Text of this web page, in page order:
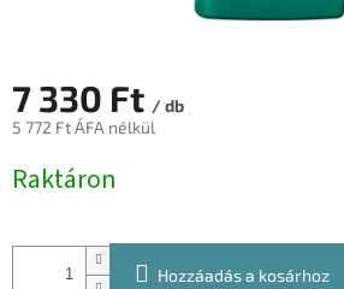
7 330 Ft / db
5 772 Ft ÁFA nélkül
Raktáron
Hozzáadás a kosárhoz